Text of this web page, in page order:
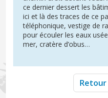
ce dernier dessert les
ici et là des traces de ce
téléphonique, vestige de
pour écouler les eaux
mer, cratère d’obus…
Retour